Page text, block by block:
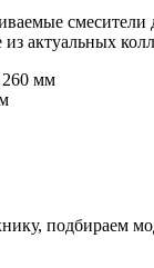
актуальных
260 мм
подбираем